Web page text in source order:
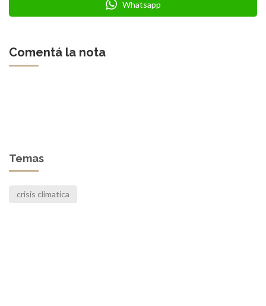
Whatsapp
Comentá la nota
Temas
crisis climatica